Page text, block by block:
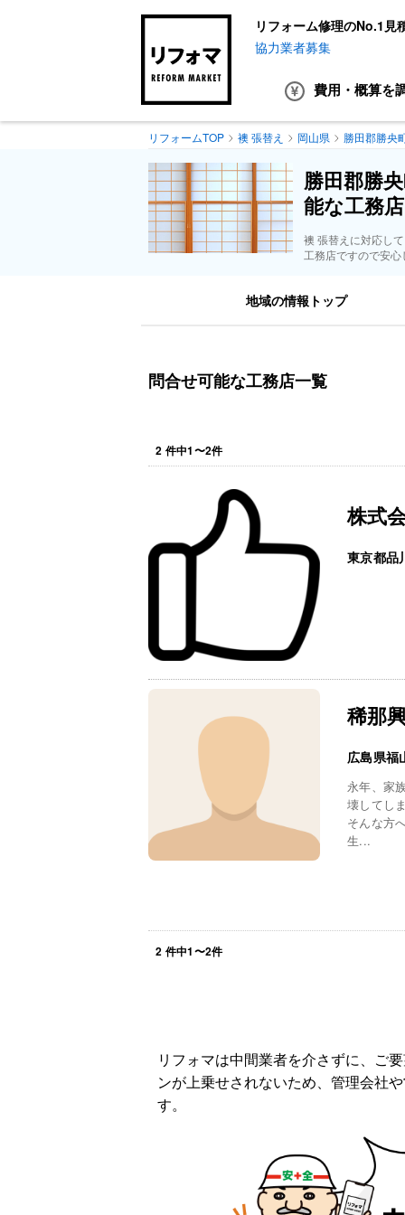
リフォーム修理のNo.1見
協力業者募集
費用・概算を
リフォームTOP 襖 張替え 岡山県 勝田郡勝央
勝田郡勝
能な工務店
襖 張替えに対応し
工務店ですので安
地域の情報トップ
問合せ可能な工務店一覧
2 件中1〜2件
株式
東京都品
稀那
広島県福
永年、家
壊してし
そんな方
生...
2 件中1〜2件
リフォマは中間業者を介さずに、ご
ンが上乗せされないため、管理会社
す。